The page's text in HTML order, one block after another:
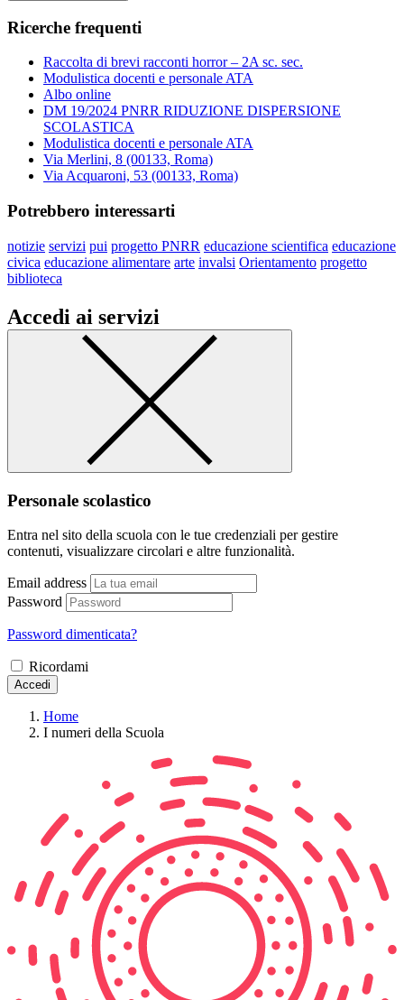
Ricerche frequenti
Raccolta di brevi racconti horror – 2A sc. sec.
Modulistica docenti e personale ATA
Albo online
DM 19/2024 PNRR RIDUZIONE DISPERSIONE
SCOLASTICA
Modulistica docenti e personale ATA
Via Merlini, 8 (00133, Roma)
Via Acquaroni, 53 (00133, Roma)
Potrebbero interessarti
notizie servizi pui progetto PNRR educazione scientifica educazione
civica educazione alimentare arte invalsi Orientamento progetto
biblioteca
Accedi ai servizi
Personale scolastico
Entra nel sito della scuola con le tue credenziali per gestire
contenuti, visualizzare circolari e altre funzionalità.
Email address
Password
Password dimenticata?
Ricordami
Accedi
Home
I numeri della Scuola